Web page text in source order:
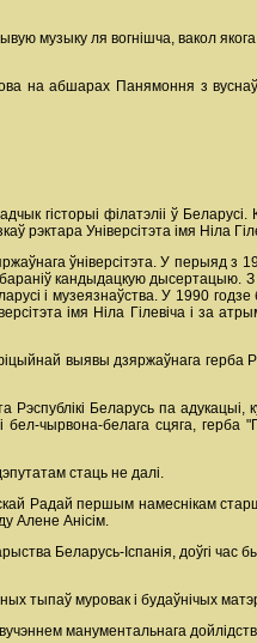
музыку ля вогнішча, вакол якога
на абшарах Панямоння з вуснаў
гісторыі філатэліі ў
рэктара Універсітэта імя Ніла
ўніверсітэта. У перыяд з
кандыдацкую дысертацыю. З
і музеязнаўства. У 1990
імя Ніла Гілевіча і за
выявы дзяржаўнага герба
Беларусь па адукацыі,
чырвона-белага сцяга, герба
стаць не далі.
Радай першым намеснікам
Алене Анісім.
Беларусь-Іспанія, доўгі час
тыпаў муровак і будаўнічых
манументальнага